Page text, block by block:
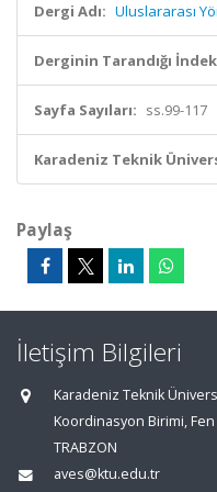
Dergi Adı: Uluslararası
Derginin Tarandığı
Sayfa Sayıları: ss.99-117
Karadeniz Teknik
Paylaş
İletişim Bilgileri
Karadeniz Teknik
Koordinasyon Birimi, Fen
TRABZON
aves@ktu.edu.tr